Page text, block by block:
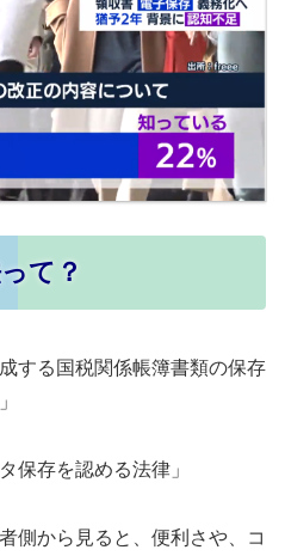
て？
する国税関係帳簿書類の保存
保存を認める法律」
側から見ると、便利さや、コ